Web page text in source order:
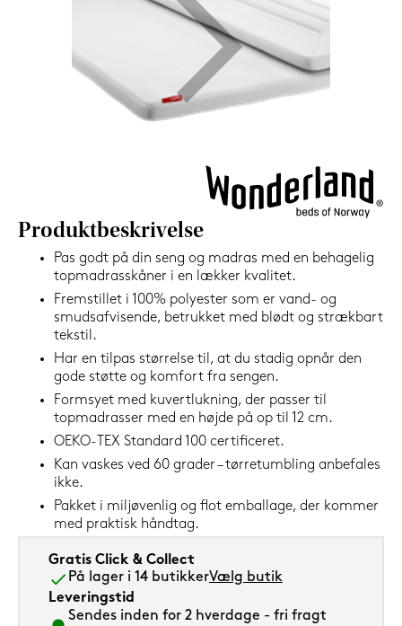
Produktbeskrivelse
Pas godt på din seng og madras med en behagelig
topmadrasskåner i en lækker kvalitet.
Fremstillet i 100% polyester som er vand- og
smudsafvisende, betrukket med blødt og strækbart
tekstil.
Har en tilpas størrelse til, at du stadig opnår den
gode støtte og komfort fra sengen.
Formsyet med kuvertlukning, der passer til
topmadrasser med en højde på op til 12 cm.
OEKO-TEX Standard 100 certificeret.
Kan vaskes ved 60 grader – tørretumbling anbefales
ikke.
Pakket i miljøvenlig og flot emballage, der kommer
med praktisk håndtag.
Gratis Click & Collect
På lager i 14 butikkerVælg butik
Leveringstid
Sendes inden for 2 hverdage - fri fragt